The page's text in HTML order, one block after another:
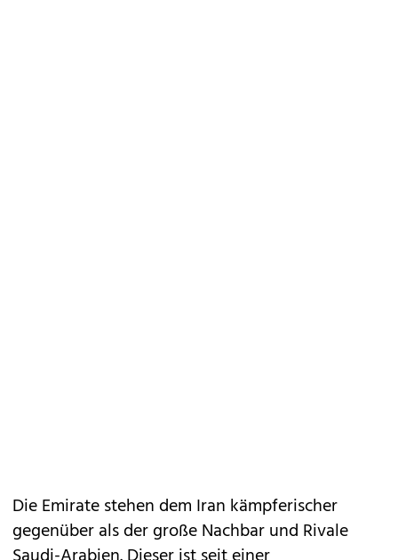
Die Emirate stehen dem Iran kämpferischer
gegenüber als der große Nachbar und Rivale